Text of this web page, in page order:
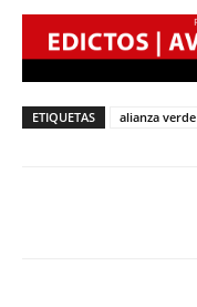
ETIQUETAS alianza verde